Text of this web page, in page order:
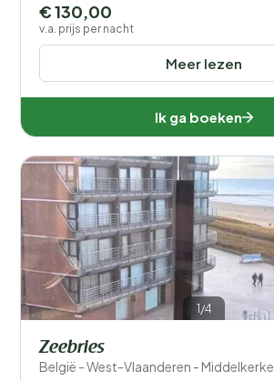
Meer lezen
€ 130,00
v.a. prijs per nacht
Ik ga boeken
1/4
Zeebries
België - West-Vlaanderen - Middelkerke